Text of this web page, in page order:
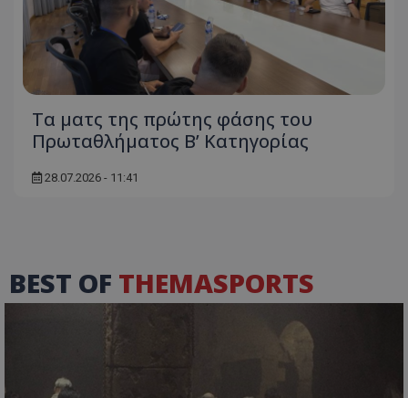
Τα ματς της πρώτης φάσης του
Πρωταθλήματος Β’ Κατηγορίας
28.07.2026 - 11:41
BEST OF THEMASPORTS